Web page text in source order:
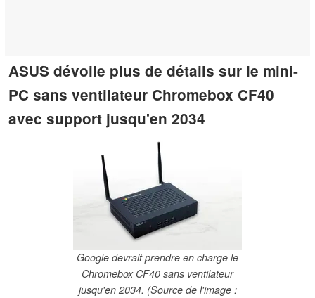
ASUS dévoile plus de détails sur le mini-
PC sans ventilateur Chromebox CF40
avec support jusqu'en 2034
Google devrait prendre en charge le
Chromebox CF40 sans ventilateur
jusqu'en 2034. (Source de l'image :